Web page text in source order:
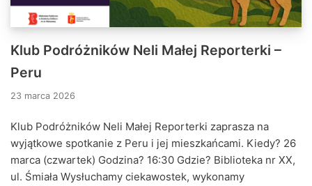
Klub Podróżników Neli Małej Reporterki –
Peru
23 marca 2026
Klub Podróżników Neli Małej Reporterki zaprasza na
wyjątkowe spotkanie z Peru i jej mieszkańcami. Kiedy? 26
marca (czwartek) Godzina? 16:30 Gdzie? Biblioteka nr XX,
ul. Śmiała Wysłuchamy ciekawostek, wykonamy